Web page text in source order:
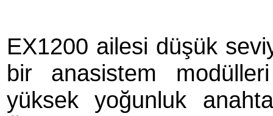
EX1200 ailesi düşük
bir anasistem
yüksek yoğunluk